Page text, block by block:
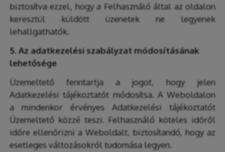
biztosítva ezzel, hogy a Felhasználó által az oldalon
keresztül küldött üzenetek ne legyenek
lehallgathatók.
5. Az adatkezelési szabályzat módosításának
lehetősége
Üzemeltető fenntartja a jogot, hogy jelen
Adatkezelési tájékoztatót módosítsa. A Weboldalon
a mindenkor érvényes Adatkezelési tájékoztatót
Üzemeltető közzé teszi. Felhasználó köteles időről
időre ellenőrizni a Weboldalt, biztosítandó, hogy az
esetleges változásokról tudomása legyen.